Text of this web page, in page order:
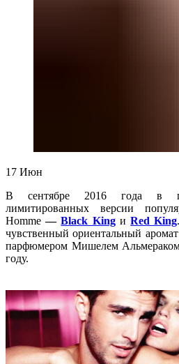
17 Июн
В сентябре 2016 года в
лимитированных версии
Homme—Black KingиRed King
чувственный ориентальный аромат
парфюмером Мишелем
году.